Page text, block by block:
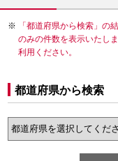
「都道府県から検索」の
のみの件数を表示いたし
利用ください。
都道府県から検索